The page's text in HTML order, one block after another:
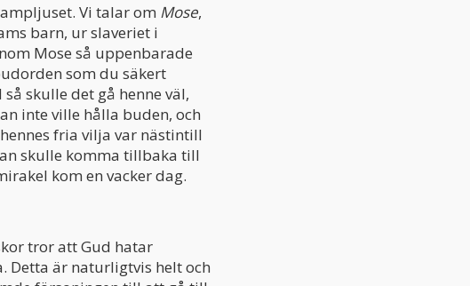
Vi talar om Mose,
barn, ur slaveriet i
Mose så uppenbarade
som du säkert
skulle det gå henne väl,
inte ville hålla buden, och
fria vilja var nästintill
skulle komma tillbaka till
kom en vacker dag.
tror att Gud hatar
Detta är naturligtvis helt och